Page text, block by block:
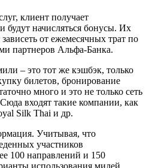
клиент получает
будут начисляться бонусы. Их
от ежемесячных трат по
партнеров Альфа-Банка.
– это тот же кэшбэк, только
билетов, бронирование
много и это не только сеть
входят такие компании, как
Silk Thai и др.
Учитывая, что
участников
100 направлений и 150
использования милей